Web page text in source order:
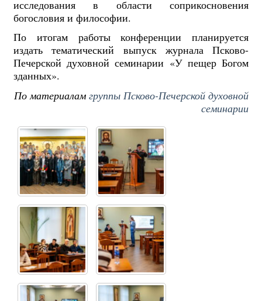
исследования в области соприкосновения
богословия и философии.
По итогам работы конференции планируется
издать тематический выпуск журнала Псково-
Печерской духовной семинарии «У пещер Богом
зданных».
По материаламгруппы Псково-Печерской духовной
семинарии